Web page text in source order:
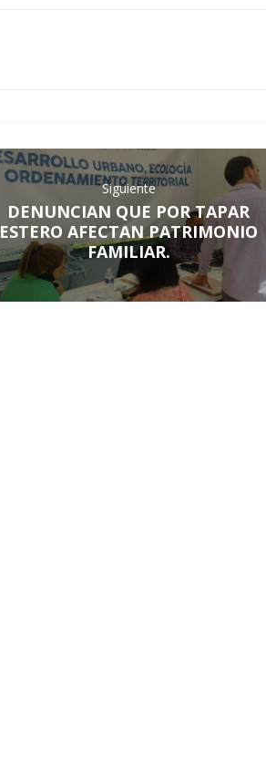
Siguiente
DENUNCIAN QUE POR TAPAR
ESTERO AFECTAN PATRIMONIO
FAMILIAR.